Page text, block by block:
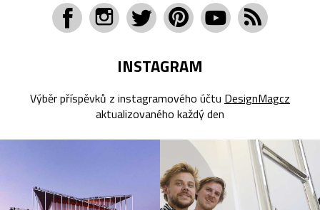
INSTAGRAM
Výběr příspěvků z instagramového účtu DesignMagcz
aktualizovaného každý den